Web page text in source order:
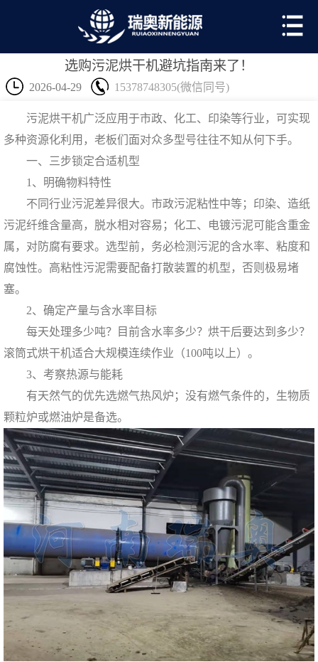
选购污泥烘干机避坑指南来了！
2026-04-29 15378748305(微信同号)
污泥烘干机广泛应用于市政、化工、印染等行业，可实现
多种资源化利用，老板们面对众多型号往往不知从何下手。
一、三步锁定合适机型
1、明确物料特性
不同行业污泥差异很大。市政污泥粘性中等；印染、造纸
污泥纤维含量高，脱水相对容易；化工、电镀污泥可能含重金
属，对防腐有要求。选型前，务必检测污泥的含水率、粘度和
腐蚀性。高粘性污泥需要配备打散装置的机型，否则极易堵
塞。
2、确定产量与含水率目标
每天处理多少吨？目前含水率多少？烘干后要达到多少？
滚筒式烘干机适合大规模连续作业（100吨以上）。
3、考察热源与能耗
有天然气的优先选燃气热风炉；没有燃气条件的，生物质
颗粒炉或燃油炉是备选。